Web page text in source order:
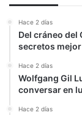
Hace 2 días
Del cráneo del
secretos
Hace 2 días
Wolfgang Gil
conversar en
Hace 2 días